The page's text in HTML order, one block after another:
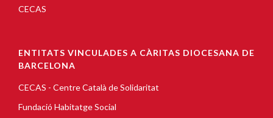
CECAS
ENTITATS VINCULADES A CÀRITAS DIOCESANA DE
BARCELONA
CECAS - Centre Català de Solidaritat
Fundació Habitatge Social